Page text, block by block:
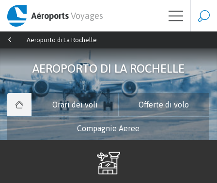
AéroportsVoyages
Aeroporto di La Rochelle
AEROPORTO DI LA ROCHELLE
Orari dei voli Offerte di volo
Compagnie Aeree